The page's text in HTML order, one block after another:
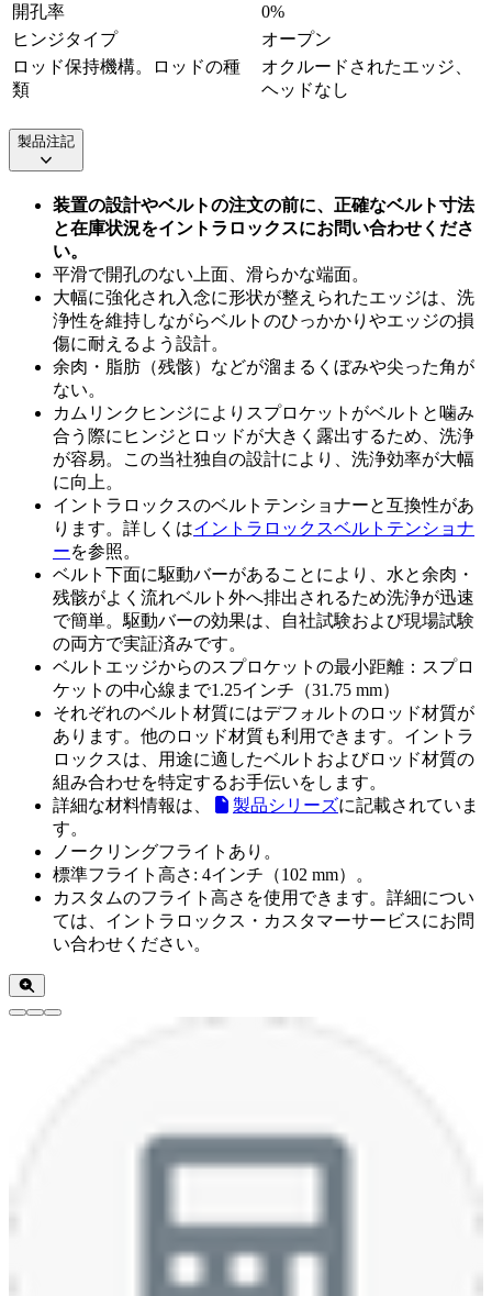
開孔率
0%
ヒンジタイプ
オープン
ロッド保持機構。ロッドの種
類
オクルードされたエッジ、
ヘッドなし
製品注記
装置の設計やベルトの注文の前に、正確なベルト寸法
と在庫状況をイントラロックスにお問い合わせくださ
い。
平滑で開孔のない上面、滑らかな端面。
大幅に強化され入念に形状が整えられたエッジは、洗
浄性を維持しながらベルトのひっかかりやエッジの損
傷に耐えるよう設計。
余肉・脂肪（残骸）などが溜まるくぼみや尖った角が
ない。
カムリンクヒンジによりスプロケットがベルトと噛み
合う際にヒンジとロッドが大きく露出するため、洗浄
が容易。この当社独自の設計により、洗浄効率が大幅
に向上。
イントラロックスのベルトテンショナーと互換性があ
ります。詳しくはイントラロックスベルトテンショナ
ーを参照。
ベルト下面に駆動バーがあることにより、水と余肉・
残骸がよく流れベルト外へ排出されるため洗浄が迅速
で簡単。駆動バーの効果は、自社試験および現場試験
の両方で実証済みです。
ベルトエッジからのスプロケットの最小距離：スプロ
ケットの中心線まで1.25インチ（31.75 mm）
それぞれのベルト材質にはデフォルトのロッド材質が
あります。他のロッド材質も利用できます。イントラ
ロックスは、用途に適したベルトおよびロッド材質の
組み合わせを特定するお手伝いをします。
詳細な材料情報は、
製品シリーズに記載されていま
す。
ノークリングフライトあり。
標準フライト高さ: 4インチ（102 mm）。
カスタムのフライト高さを使用できます。詳細につい
ては、イントラロックス・カスタマーサービスにお問
い合わせください。